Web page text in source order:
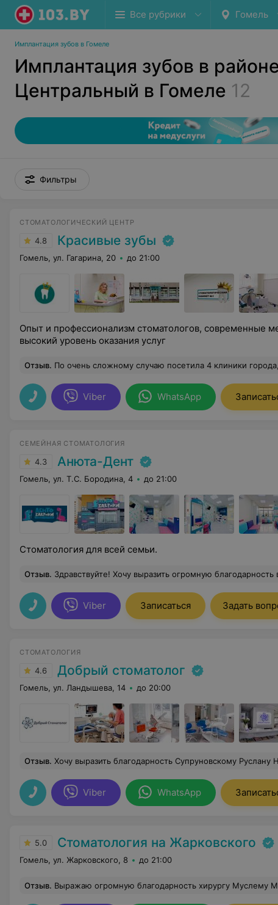
Все рубрики Гомель
Имплантация зубов в Гомеле
Имплантация зубов в
Центральный в Гомеле 12
Фильтры
СТОМАТОЛОГИЧЕСКИЙ ЦЕНТР
4.8 Красивые зубы
Гомель, ул. Гагарина, 20 до 21:00
Опыт и профессионализм стоматологов, современные
высокий уровень оказания услуг
Отзыв. По очень сложному случаю посетила 4 клиники города, собрав мнение лучших врачей города. По итогу был предложен лучший вариант по сохранению своих зубов. Благодарю Павла Павловича, Артема Александровича за совокупность высокого
Viber WhatsApp
СЕМЕЙНАЯ СТОМАТОЛОГИЯ
4.3 Анюта-Дент
Гомель, ул. Т.С. Бородина, 4 до 21:00
Стоматология для всей семьи.
Отзыв. Здравствуйте! Хочу выразить огромную благодарность врачу Светлане Леонидовне, Это доктор от Бога! Она реально спасла мои передние нижние зубы, перед тем, как судьба меня свела с этим замечательным доктором, я со своей проблемой посетила несколько клиник и частных и государственных.. С клиник я уходила со слезами. Т.к. мне советовали удаление 4 зубов, шинирование, и т.д. из за подвижности, боли и образовавшегосу свища. Светлана Леонидовна спасла мои зубы!!! Её трудолюбие, опыт и желание помочь сделали чудо!!! Зубы мои укрепились и перестали
Viber Записаться Задать
СТОМАТОЛОГИЯ
4.6 Добрый стоматолог
Гомель, ул. Ландышева, 14 до 20:00
Отзыв. Хочу выразить благодарность Супруновскому Руслану Николаевичу. Установил имплант без разреза. Все прошло просто замечательно, без отека и боли после процедуры. За Отношение персонала всей клиники так же отдельное спасибо. Являюсь клиентом
Viber WhatsApp
5.0 Стоматология на Жарковского
Гомель, ул. Жарковского, 8 до 21:00
Отзыв. Выражаю огромную благодарность хирургу Муслему Мохаммеду, который профессионально установил мне имплант. Очень доволен его добрым отношением. Это профессионал с твердой рукой и добрым сердцем. Отличное